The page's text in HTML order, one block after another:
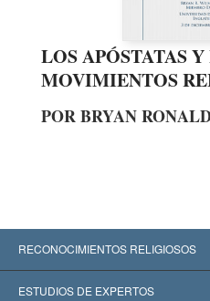
LOS APÓSTATAS
MOVIMIENTOS
POR BRYAN
RECONOCIMIENTOS RELIGIOSOS
Estados Unidos
ESTUDIOS DE EXPERTOS